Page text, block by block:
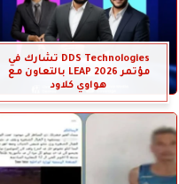
DDS Technologies تشارك في
مؤتمر LEAP 2026 بالتعاون مع
هواوي كلاود